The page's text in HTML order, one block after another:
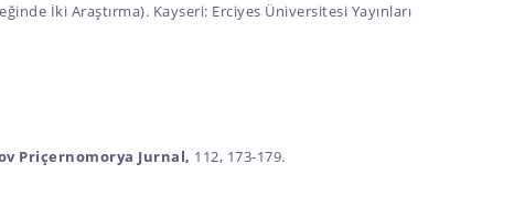
İki Araştırma). Kayseri: Erciyes Üniversitesi Yayınları
Priçernomorya Jurnal, 112, 173-179.